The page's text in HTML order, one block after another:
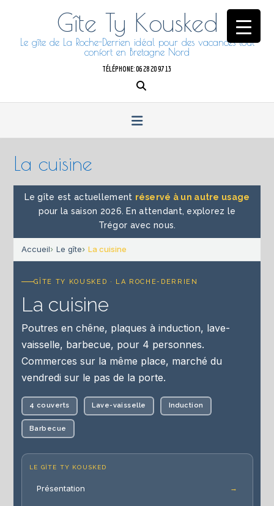
Gîte Ty Kousked
Le gîte de La Roche-Derrien idéal pour des vacances tout
confort en Bretagne Nord
TÉLÉPHONE: 06 28 20 97 13
La cuisine
Le gîte est actuellement réservé à un autre usage
pour la saison 2026. En attendant, explorez le
Trégor avec nous.
Accueil Le gîte La cuisine
GÎTE TY KOUSKED · LA ROCHE-DERRIEN
La cuisine
Poutres en chêne, plaques à induction, lave-
vaisselle, barbecue, pour 4 personnes.
Commerces sur la même place, marché du
vendredi sur le pas de la porte.
4 couverts Lave-vaisselle Induction
Barbecue
LE GÎTE TY KOUSKED
Présentation